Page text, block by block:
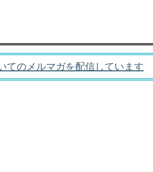
てのメルマガを配信しています